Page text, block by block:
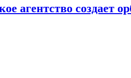
агентство создает